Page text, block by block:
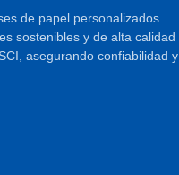
de papel personalizados
sostenibles y de alta calidad
asegurando confiabilidad y